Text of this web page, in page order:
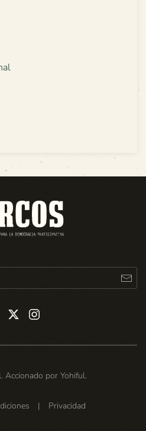
Accionado por Yohiful.
| Privacidad